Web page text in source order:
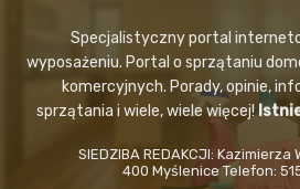
Specjalistyczny portal
wyposażeniu. Portal o sprzątaniu
komercyjnych. Porady, opinie,
sprzątania i wiele, wiele więcej!
SIEDZIBA REDAKCJI:
400 Myślenice Telefon: